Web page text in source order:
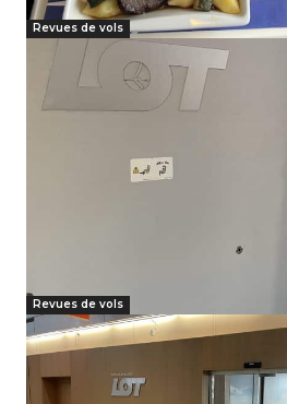
Revues de vols
Revues de vols